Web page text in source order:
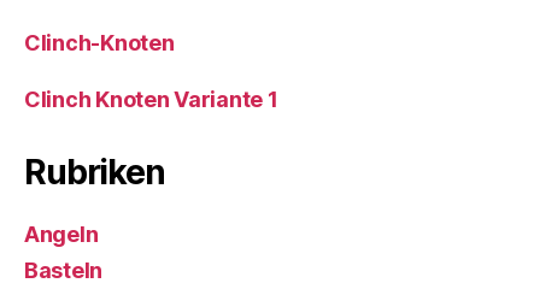
Clinch-Knoten
Clinch Knoten Variante 1
Rubriken
Angeln
Basteln